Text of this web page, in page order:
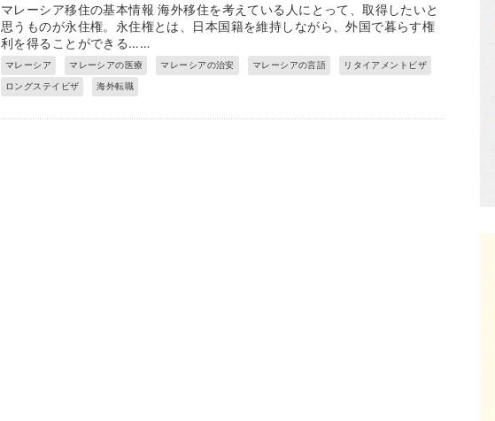
マレーシア移住の基本情報 海外移住を考えている人にとって、取得したいと
思うものが永住権。永住権とは、日本国籍を維持しながら、外国で暮らす権
利を得ることができる……
マレーシア マレーシアの医療 マレーシアの治安 マレーシアの言語
リタイアメントビザ
ロングステイビザ
海外転職